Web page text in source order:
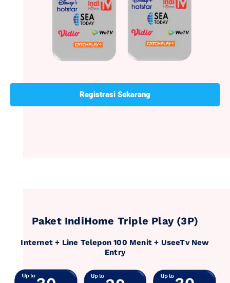
Registrasi Sekarang
Paket IndiHome Triple Play (3P)
Internet + Line Telepon 100 Menit + UseeTv New
Entry